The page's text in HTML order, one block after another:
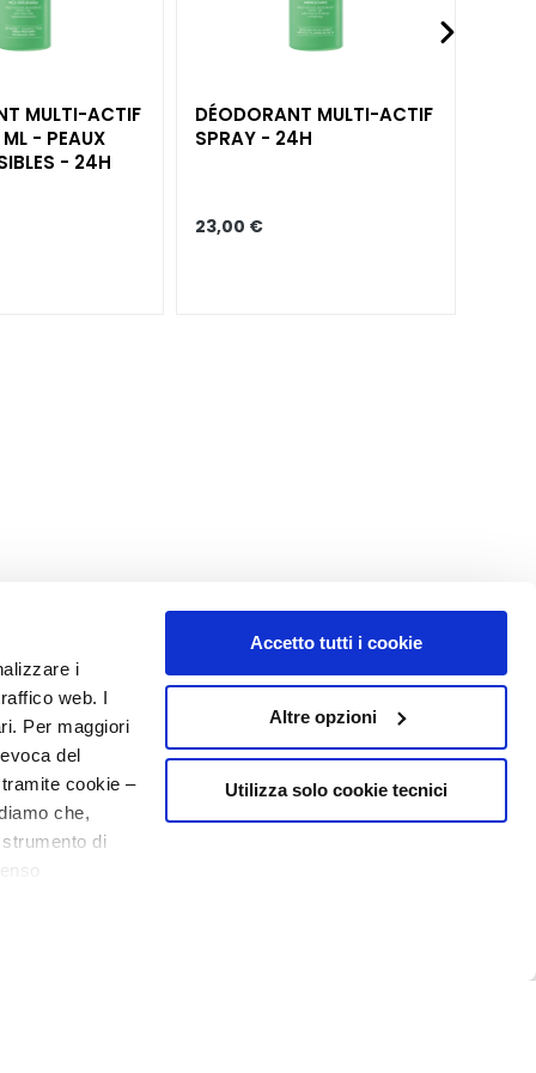
i
web. I
Per maggiori
del
cookie –
che,
di
Accetto tutti i cookie
Altre opzioni
Utilizza solo cookie tecnici
MULTI-ACTIF
- PEAUX
- 24H
DÉODORANT MULTI-ACTIF
SPRAY - 24H
23,00 €